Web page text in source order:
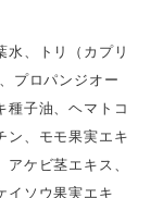
水、トリ（カプリ
プロパンジオー
種子油、ヘマトコ
ン、モモ果実エキ
ケビ茎エキス、
イソウ果実エキ